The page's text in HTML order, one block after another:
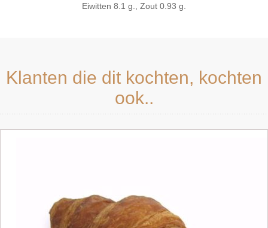
Eiwitten 8.1 g., Zout 0.93 g.
Klanten die dit kochten, kochten
ook..